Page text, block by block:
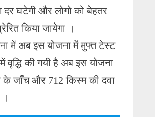
दर घटेगी और लोगो को बेहतर
किया जायेगा ।
में अब इस योजना में मुफ्त टेस्ट
वृद्धि की गयी है अब इस योजना
के जाँच और 712 किस्म की दवा
।